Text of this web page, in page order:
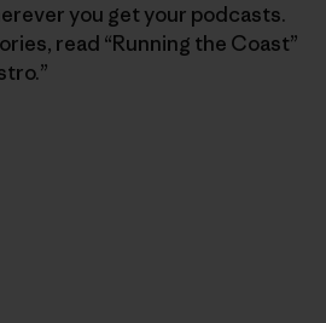
you get your podcasts.
read “Running the Coast”